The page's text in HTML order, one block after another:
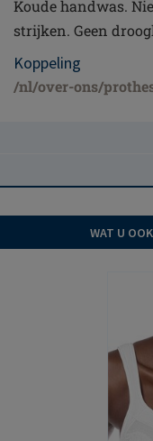
Koude handwas.
strijken. Geen
Koppeling
/nl/over-ons/
WAT U